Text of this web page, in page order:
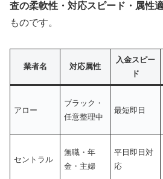
査の柔軟性・対応スピード・属性
ものです。
業者名 対応属性
入金スピー
ド
アロー
ブラック・
任意整理中
最短即日
セントラル
無職・年
金・主婦
平日即日対
応